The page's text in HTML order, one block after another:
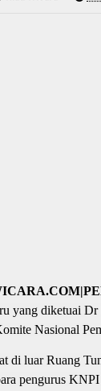
yang diketuai
Nasional
di luar Ruang
pengurus